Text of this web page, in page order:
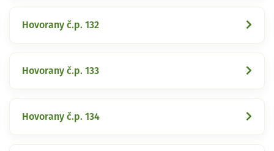
Hovorany č.p. 132
Hovorany č.p. 133
Hovorany č.p. 134